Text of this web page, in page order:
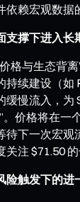
赖宏观数据
支撑下进入长
格与生态背
持续建设（如
缓慢流入，为
。价格将在一
待下一次宏观
注 $71.50
险触发下的进